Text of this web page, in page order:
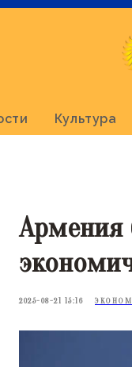
Культура
Армения
2025-08-21 15:16